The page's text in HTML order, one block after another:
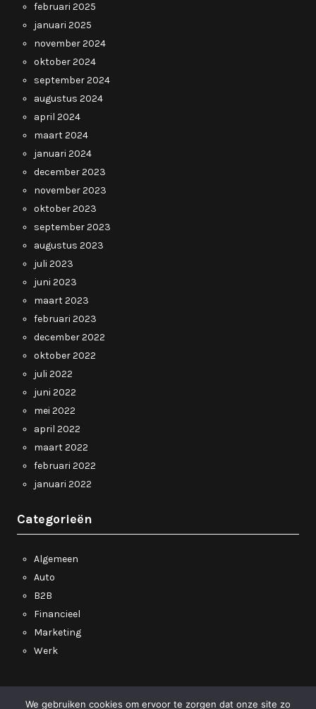
februari 2025
januari 2025
november 2024
oktober 2024
september 2024
augustus 2024
april 2024
maart 2024
januari 2024
december 2023
november 2023
oktober 2023
september 2023
augustus 2023
juli 2023
juni 2023
maart 2023
februari 2023
december 2022
oktober 2022
juli 2022
juni 2022
mei 2022
april 2022
maart 2022
februari 2022
januari 2022
Categorieën
Algemeen
Auto
B2B
Financieel
Marketing
Werk
We gebruiken cookies om ervoor te zorgen dat onze site zo